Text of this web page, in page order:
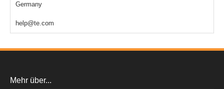
Germany
help@te.com
Mehr über...